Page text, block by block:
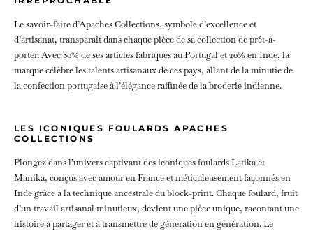
Le savoir-faire d’Apaches Collections, symbole d’excellence et
d’artisanat, transparaît dans chaque pièce de sa collection de prêt-à-
porter. Avec 80% de ses articles fabriqués au Portugal et 20% en Inde, la
marque célèbre les talents artisanaux de ces pays, allant de la minutie de
la confection portugaise à l’élégance raffinée de la broderie indienne.
LES ICONIQUES FOULARDS APACHES
COLLECTIONS
Plongez dans l’univers captivant des iconiques foulards Latika et
Manika, conçus avec amour en France et méticuleusement façonnés en
Inde grâce à la technique ancestrale du block-print. Chaque foulard, fruit
d’un travail artisanal minutieux, devient une pièce unique, racontant une
histoire à partager et à transmettre de génération en génération. Le